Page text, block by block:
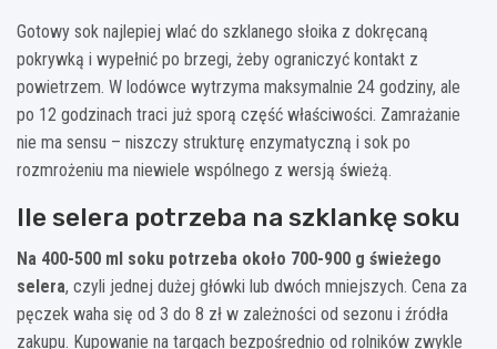
Gotowy sok najlepiej wlać do szklanego słoika z dokręcaną
pokrywką i wypełnić po brzegi, żeby ograniczyć kontakt z
powietrzem. W lodówce wytrzyma maksymalnie 24 godziny, ale
po 12 godzinach traci już sporą część właściwości. Zamrażanie
nie ma sensu – niszczy strukturę enzymatyczną i sok po
rozmrożeniu ma niewiele wspólnego z wersją świeżą.
Ile selera potrzeba na szklankę soku
Na 400-500 ml soku potrzeba około 700-900 g świeżego
selera, czyli jednej dużej główki lub dwóch mniejszych. Cena za
pęczek waha się od 3 do 8 zł w zależności od sezonu i źródła
zakupu. Kupowanie na targach bezpośrednio od rolników zwykle